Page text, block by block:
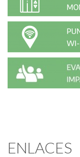
ENLACES